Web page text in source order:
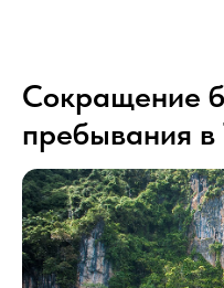
Сокращение
пребывания в